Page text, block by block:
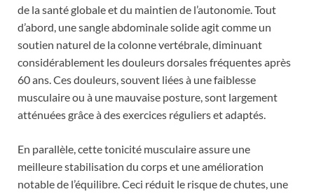
de la santé globale et du maintien de l’autonomie. Tout
d’abord, une sangle abdominale solide agit comme un
soutien naturel de la colonne vertébrale, diminuant
considérablement les douleurs dorsales fréquentes après
60 ans. Ces douleurs, souvent liées à une faiblesse
musculaire ou à une mauvaise posture, sont largement
atténuées grâce à des exercices réguliers et adaptés.
En parallèle, cette tonicité musculaire assure une
meilleure stabilisation du corps et une amélioration
notable de l’équilibre. Ceci réduit le risque de chutes, une